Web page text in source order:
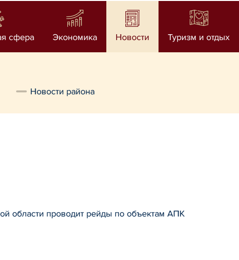
сфера Экономика Новости Туризм и отдых
Новости района
области проводит рейды по объектам АПК